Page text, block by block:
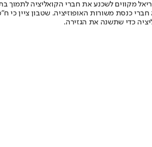
מקווים לשכנע את חברי הקואליציה לתמוך
כנסת משורות האופוזיציה. שטבון ציין כי
כדי שתשנה את הגזירה.